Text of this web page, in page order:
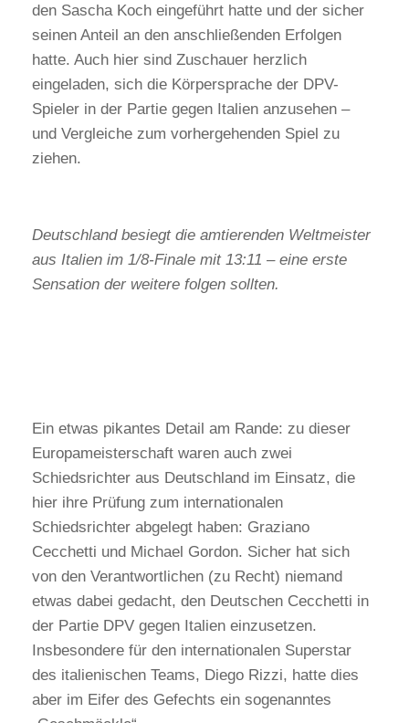
den Sascha Koch eingeführt hatte und der sicher
seinen Anteil an den anschließenden Erfolgen
hatte. Auch hier sind Zuschauer herzlich
eingeladen, sich die Körpersprache der DPV-
Spieler in der Partie gegen Italien anzusehen –
und Vergleiche zum vorhergehenden Spiel zu
ziehen.
Deutschland besiegt die amtierenden Weltmeister
aus Italien im 1/8-Finale mit 13:11 – eine erste
Sensation der weitere folgen sollten.
Ein etwas pikantes Detail am Rande: zu dieser
Europameisterschaft waren auch zwei
Schiedsrichter aus Deutschland im Einsatz, die
hier ihre Prüfung zum internationalen
Schiedsrichter abgelegt haben: Graziano
Cecchetti und Michael Gordon. Sicher hat sich
von den Verantwortlichen (zu Recht) niemand
etwas dabei gedacht, den Deutschen Cecchetti in
der Partie DPV gegen Italien einzusetzen.
Insbesondere für den internationalen Superstar
des italienischen Teams, Diego Rizzi, hatte dies
aber im Eifer des Gefechts ein sogenanntes